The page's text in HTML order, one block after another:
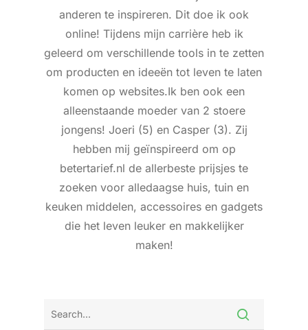
anderen te inspireren. Dit doe ik ook
online! Tijdens mijn carrière heb ik
geleerd om verschillende tools in te zetten
om producten en ideeën tot leven te laten
komen op websites.Ik ben ook een
alleenstaande moeder van 2 stoere
jongens! Joeri (5) en Casper (3). Zij
hebben mij geïnspireerd om op
betertarief.nl de allerbeste prijsjes te
zoeken voor alledaagse huis, tuin en
keuken middelen, accessoires en gadgets
die het leven leuker en makkelijker
maken!